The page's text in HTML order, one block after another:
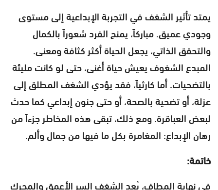
يمتد تأثير الشغف في التجربة الإبداعية إلى مستوى
وجودي عميق. مباركاً، يمنح الفرد شعوراً بالكمال
والتحقق الذاتي، يجعل الحياة أكثر كثافة ومعنى.
المبدع الشغوف يعيش حياة أغنى، حتى لو كانت مليئة
بالتضحيات. أما كارثياً، فقد يؤدي الشغف المطلق إلى
عزلة، أو تضحية بالصحة، أو حتى جنون إبداعي كما حدث
لبعض العباقرة. ومع ذلك، تبقى هذه المخاطر جزءاً من
رهان الإبداع: المغامرة بكل ما فيها من جمال وألم.
خاتمة:
في نهاية المطاف، يُعد الشغف السر الأعمق والمحرك